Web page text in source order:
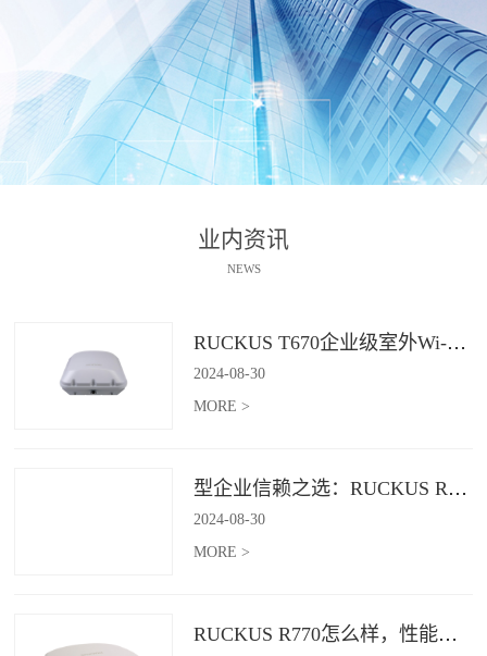
业内资讯
NEWS
RUCKUS T670企业级室外Wi-Fi 7解决方案：挑战室外环境，畅享高性能连接
2024-08-30
MORE >
型企业信赖之选：RUCKUS R760，安全稳定的Wi-Fi解决方案
2024-08-30
MORE >
RUCKUS R770怎么样，性能怎么样，好用吗？